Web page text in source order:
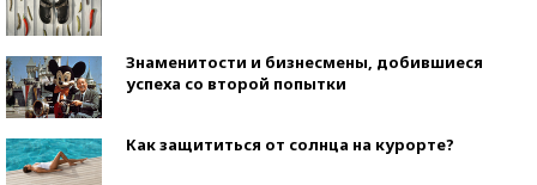
Знаменитости и бизнесмены, добившиеся
успеха со второй попытки
Как защититься от солнца на курорте?